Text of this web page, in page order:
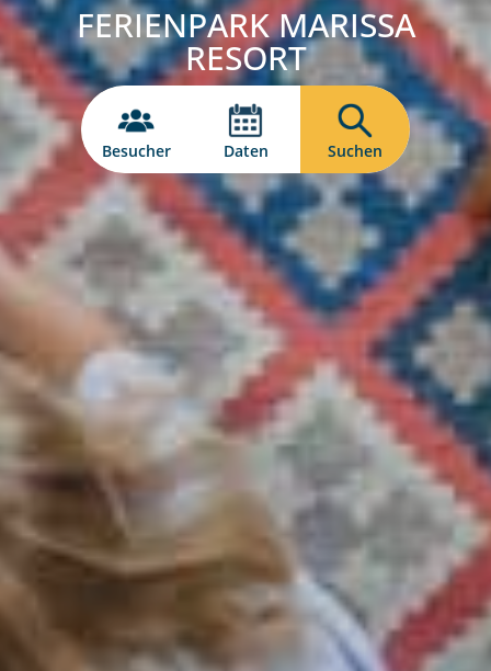
FERIENPARK MARISSA
RESORT
Besucher Daten Suchen